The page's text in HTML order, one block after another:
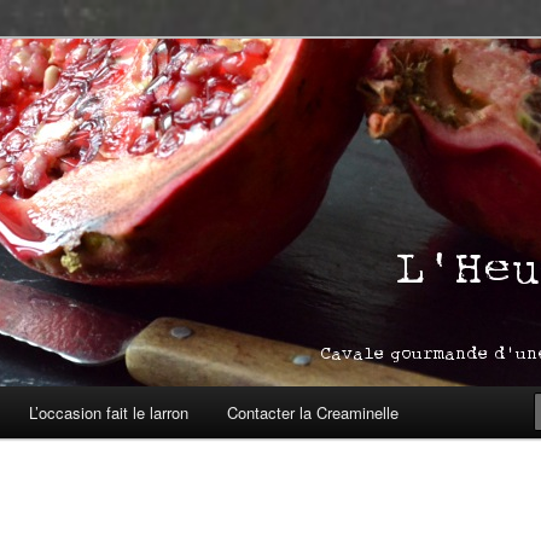
L’occasion fait le larron Contacter la Creaminelle